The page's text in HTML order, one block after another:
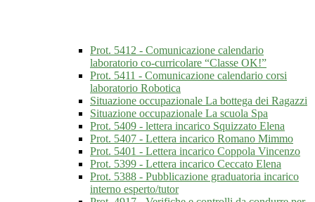
Prot. 5412 - Comunicazione calendario
laboratorio co-curricolare “Classe OK!”
Prot. 5411 - Comunicazione calendario corsi
laboratorio Robotica
Situazione occupazionale La bottega dei Ragazzi
Situazione occupazionale La scuola Spa
Prot. 5409 - lettera incarico Squizzato Elena
Prot. 5407 - Lettera incarico Romano Mimmo
Prot. 5401 - Lettera incarico Coppola Vincenzo
Prot. 5399 - Lettera incarico Ceccato Elena
Prot. 5388 - Pubblicazione graduatoria incarico
interno esperto/tutor